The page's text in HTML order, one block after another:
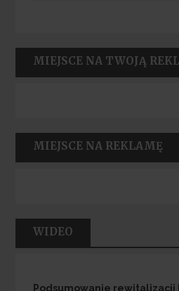
MIEJSCE NA TWOJĄ
MIEJSCE NA REKLAMĘ
WIDEO
Podsumowanie rewitalizacji